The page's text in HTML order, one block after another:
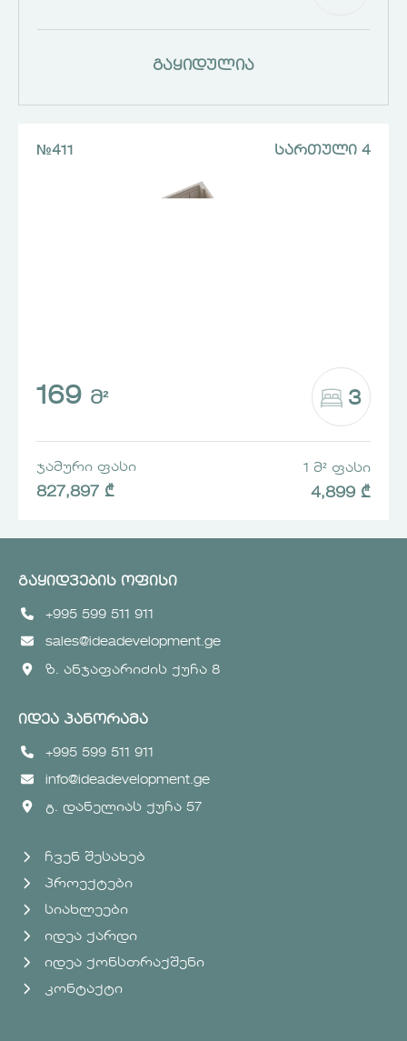
გაყიდულია
№411 ᲡᲐᲠᲗᲣᲚᲘ 4
169 Მ² 3
ᲯᲐᲛᲣᲠᲘ ᲤᲐᲡᲘ
827,897 ₾
1 Მ² ᲤᲐᲡᲘ
4,899 ₾
გაყიდვების ოფისი
+995 599 511 911
sales@ideadevelopment.ge
ზ. ანჯაფარიძის ქუჩა 8
იდეა პანორამა
+995 599 511 911
info@ideadevelopment.ge
გ. დანელიას ქუჩა 57
ჩვენ შესახებ
პროექტები
სიახლეები
იდეა ქარდი
იდეა ქონსთრაქშენი
კონტაქტი